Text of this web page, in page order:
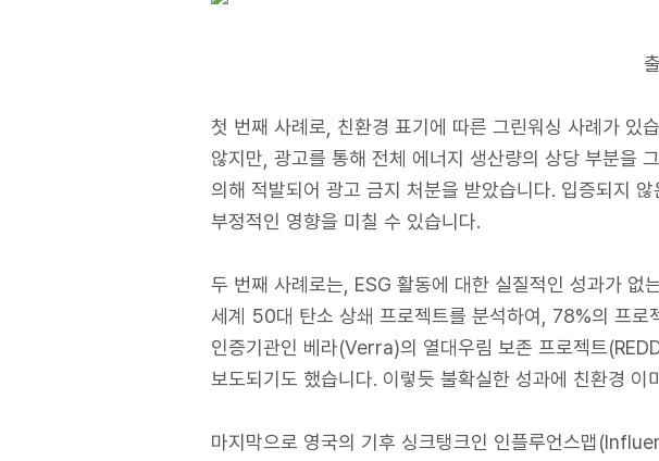
첫 번째 사례로, 친환경 표기에 따른 그린워싱 사례가 있
않지만, 광고를 통해 전체 에너지 생산량의 상당 부분을
의해 적발되어 광고 금지 처분을 받았습니다. 입증되지
부정적인 영향을 미칠 수 있습니다.
두 번째 사례로는, ESG 활동에 대한 실질적인 성과가
세계 50대 탄소 상쇄 프로젝트를 분석하여, 78%의 프로
인증기관인 베라(Verra)의 열대우림 보존 프로젝트
보도되기도 했습니다. 이렇듯 불확실한 성과에 친환경
마지막으로 영국의 기후 싱크탱크인 인플루언스맵